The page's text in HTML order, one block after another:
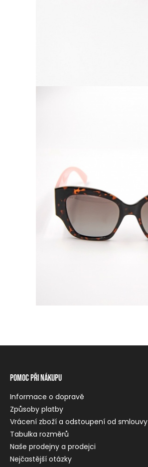
Pomoc při nákupu
Informace o dopravě
Způsoby platby
Vrácení zboží a odstoupení od smlouvy
Tabulka rozměrů
Naše prodejny a prodejci
Nejčastější otázky